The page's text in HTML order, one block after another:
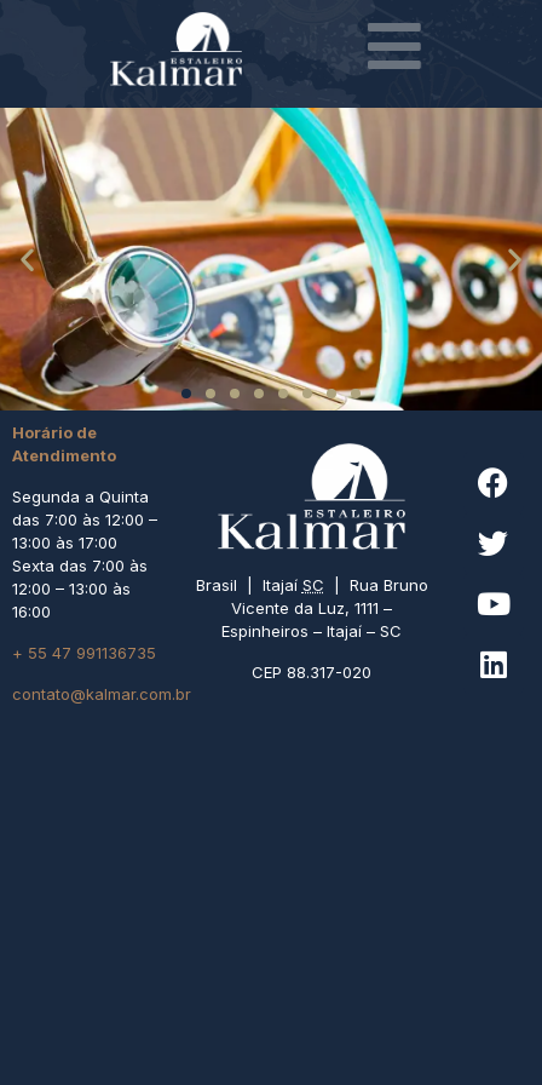
Horário de
Atendimento
Segunda a Quinta
das 7:00 às 12:00 –
13:00 às 17:00
Sexta das 7:00 às
12:00 – 13:00 às
16:00
+ 55 47 991136735
contato@kalmar.com.br
Brasil | Itajaí SC | Rua Bruno
Vicente da Luz, 1111 –
Espinheiros – Itajaí – SC
CEP 88.317-020